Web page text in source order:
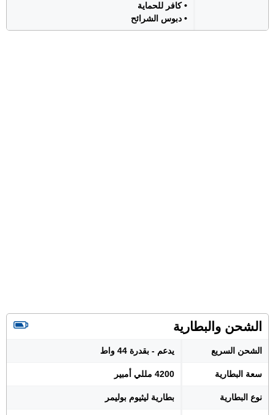
• كافر للحماية
• دبوس الشرائح
الشحن والبطارية
الشحن السريع يدعم - بقدرة 44 واط
سعة البطارية 4200 مللي أمبير
نوع البطارية بطارية ليثيوم بوليمر